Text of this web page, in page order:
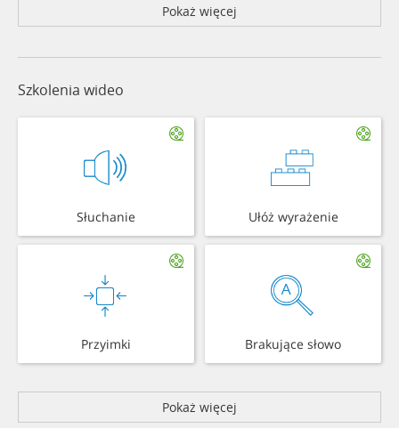
Pokaż więcej
Szkolenia wideo
Słuchanie Ułóż wyrażenie
Przyimki Brakujące słowo
Pokaż więcej